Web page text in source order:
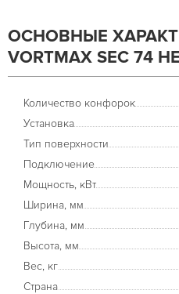
ОСНОВНЫЕ
VORTMAX SEC 74
Количество конфорок
Установка
Тип поверхности
Подключение
Мощность, кВт
Ширина, мм
Глубина, мм
Высота, мм
Вес, кг
Страна